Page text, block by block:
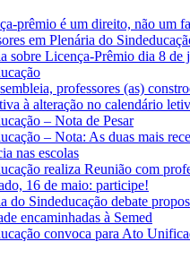
prêmio é um direito, não um
em Plenária do
sobre Licença-Prêmio dia 8 de
professores (as)
à alteração no calendário
– Nota de Pesar
– Nota: As duas mais
nas escolas
realiza Reunião com
16 de maio: participe!
do Sindeducação debate
encaminhadas à Semed
convoca para Ato